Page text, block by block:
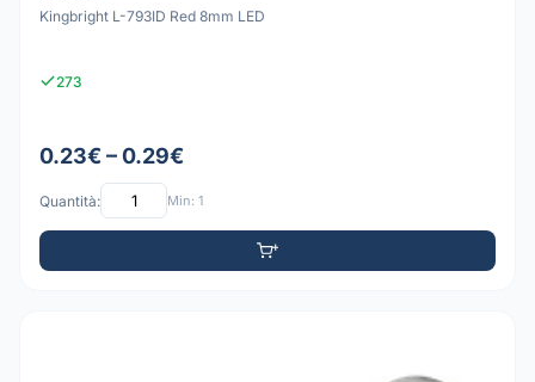
Kingbright L-793ID Red 8mm LED
273
0.23€ – 0.29€
Quantità: Min: 1